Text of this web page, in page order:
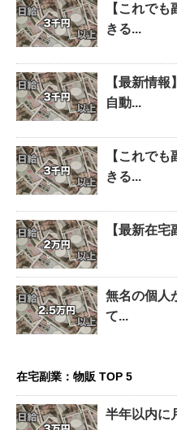
【これで
きる...
【最新情
自動...
【これで
きる...
【最新在
無名の個人
て...
在宅副業：物販 TOP 5
半年以内に